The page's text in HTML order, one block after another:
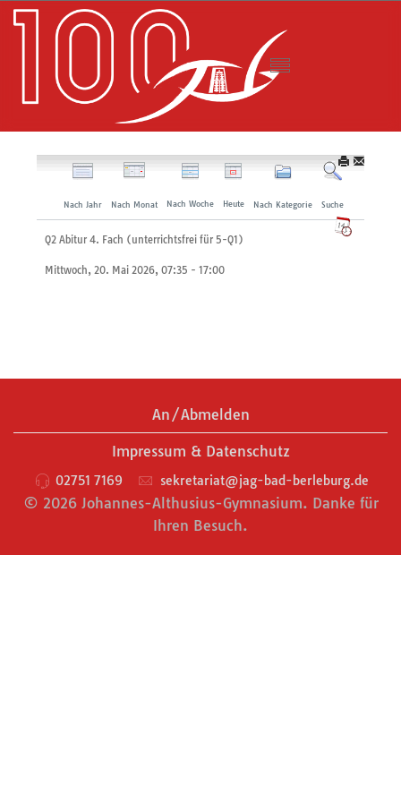
Nach Jahr Nach Monat Nach Woche Heute Nach Kategorie Suche
Q2 Abitur 4. Fach (unterrichtsfrei für 5-Q1)
Mittwoch, 20. Mai 2026, 07:35 - 17:00
An/Abmelden
Impressum & Datenschutz
02751 7169 sekretariat@jag-bad-berleburg.de
© 2026 Johannes-Althusius-Gymnasium. Danke für
Ihren Besuch.